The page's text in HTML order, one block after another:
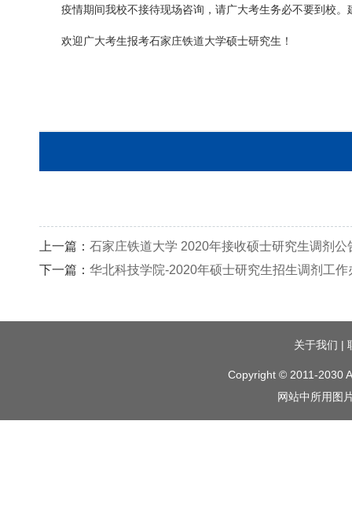
疫情期间我校不接待现场咨询，请广大考生务必不要到校
欢迎广大考生报考石家庄铁道大学硕士研究生！
上一篇： 石家庄铁道大学 2020年接收硕士研究生调剂公
下一篇： 华北科技学院-2020年硕士研究生招生调剂工作
关于我们 |
Copyright © 2011-2030
网站中所用图